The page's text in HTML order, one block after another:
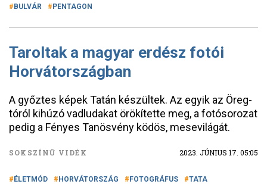
BULVÁR PENTAGON
Taroltak a magyar erdész fotói
Horvátországban
A győztes képek Tatán készültek. Az egyik az Öreg-
tóról kihúzó vadludakat örökítette meg, a fotósorozat
pedig a Fényes Tanösvény ködös, mesevilágát.
SOKSZÍNŰ VIDÉK 2023. JÚNIUS 17. 05:05
ÉLETMÓD HORVÁTORSZÁG FOTOGRÁFUS TATA